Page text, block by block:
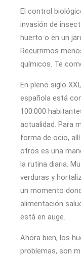
El control
invasión de
huerto o en un
Recurrimos
químicos. Te
En pleno siglo
española está
100.000
actualidad. Para
forma de ocio,
otros es una
la rutina diaria.
verduras y
un momento
alimentación
está en auge.
Ahora bien, los
problemas, son